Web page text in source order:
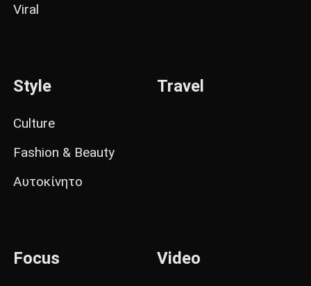
Viral
Style
Culture
Fashion & Beauty
Αυτοκίνητο
Travel
Focus Video